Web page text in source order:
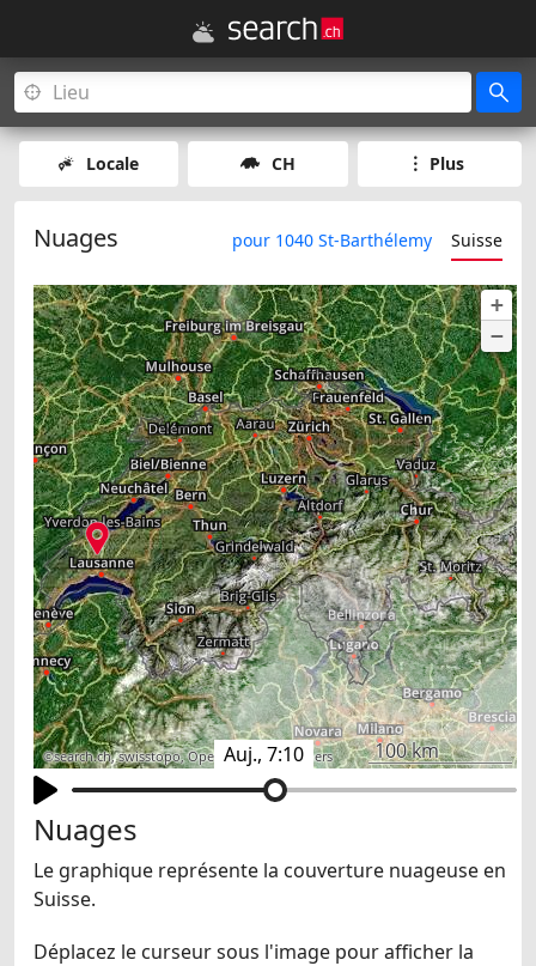
Locale CH Plus
Nuages pour 1040 St-Barthélemy Suisse
Auj., 7:10
+
−
©search.ch,swisstopo,OpenStreetMap, others 100 km
Nuages
Le graphique représente la couverture nuageuse en
Suisse.
Déplacez le curseur sous l'image pour afficher la